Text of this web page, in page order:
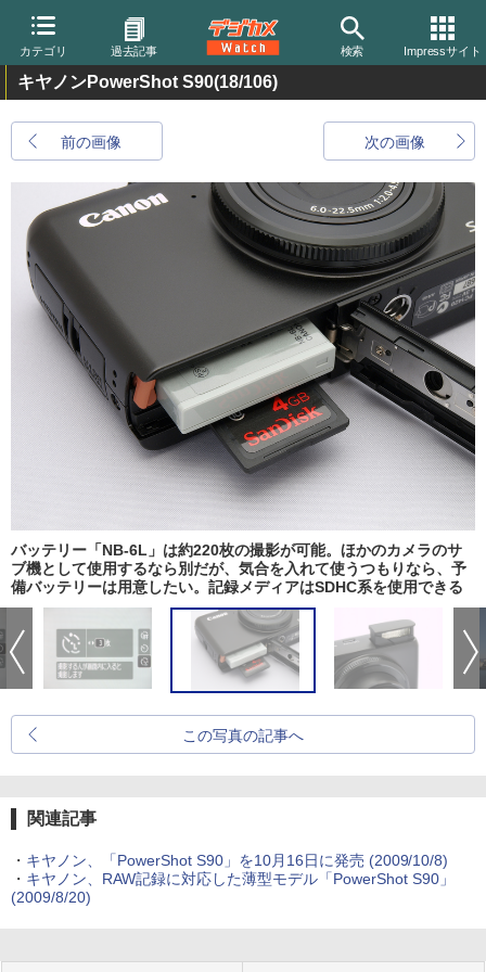
カテゴリ 過去記事 検索 Impressサイト
キヤノンPowerShot S90(18/106)
前の画像 次の画像
バッテリー「NB-6L」は約220枚の撮影が可能。ほかのカメラのサ
ブ機として使用するなら別だが、気合を入れて使うつもりなら、予
備バッテリーは用意したい。記録メディアはSDHC系を使用できる
この写真の記事へ
関連記事
・ キヤノン、「PowerShot S90」を10月16日に発売 (2009/10/8)
・ キヤノン、RAW記録に対応した薄型モデル「PowerShot S90」
(2009/8/20)